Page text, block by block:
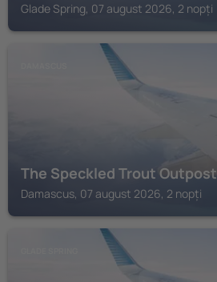
Glade Spring, 07 august 2026, 2 nopți
The Speckled Trout Outpost
Damascus, 07 august 2026, 2 nopți